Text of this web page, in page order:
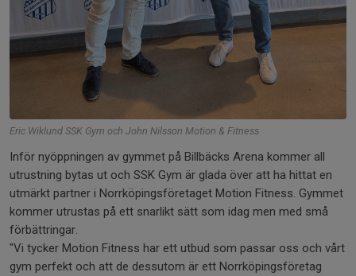
Eric Wiklund SSK Gym och John Nilsson Motion & Fitness
Inför nyöppningen av gymmet på Billbäcks Arena kommer all
utrustning bytas ut och SSK Gym är glada över att ha hittat en
utmärkt partner i Norrköpingsföretaget Motion Fitness. Gymmet
kommer utrustas på ett snarlikt sätt som idag men med små
förbättringar.
"Vi tycker Motion Fitness har ett utbud som passar oss och vårt
gym perfekt och att de dessutom är ett Norrköpingsföretag